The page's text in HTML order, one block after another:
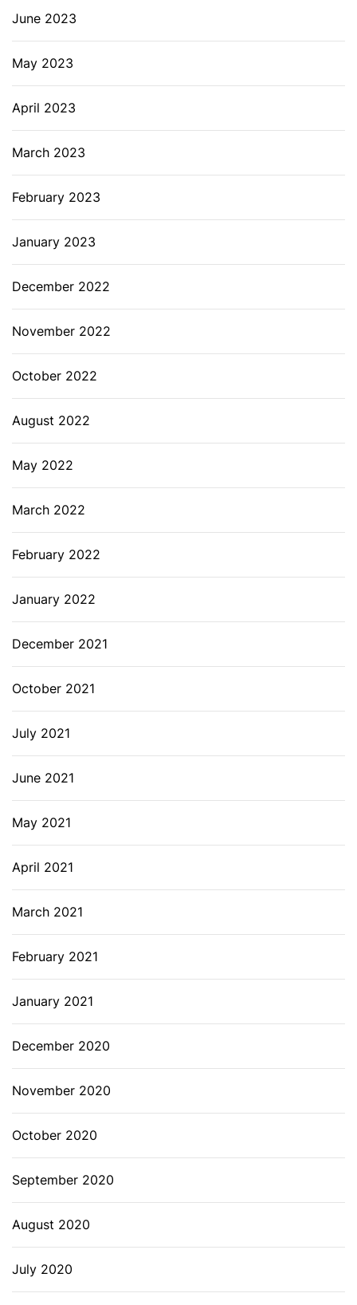
June 2023
May 2023
April 2023
March 2023
February 2023
January 2023
December 2022
November 2022
October 2022
August 2022
May 2022
March 2022
February 2022
January 2022
December 2021
October 2021
July 2021
June 2021
May 2021
April 2021
March 2021
February 2021
January 2021
December 2020
November 2020
October 2020
September 2020
August 2020
July 2020